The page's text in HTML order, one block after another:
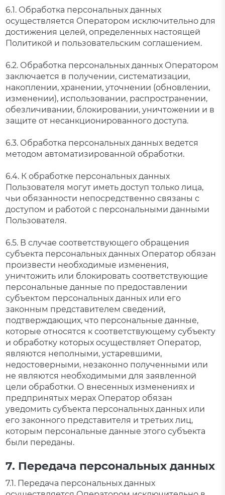
6.1. Обработка персональных данных
осуществляется Оператором исключительно для
достижения целей, определенных настоящей
Политикой и пользовательским соглашением.
6.2. Обработка персональных данных Оператором
заключается в получении, систематизации,
накоплении, хранении, уточнении (обновлении,
изменении), использовании, распространении,
обезличивании, блокировании, уничтожении и в
защите от несанкционированного доступа.
6.3. Обработка персональных данных ведется
методом автоматизированной обработки.
6.4. К обработке персональных данных
Пользователя могут иметь доступ только лица,
чьи обязанности непосредственно связаны с
доступом и работой с персональными данными
Пользователя.
6.5. В случае соответствующего обращения
субъекта персональных данных Оператор обязан
произвести необходимые изменения,
уничтожить или блокировать соответствующие
персональные данные по предоставлении
субъектом персональных данных или его
законным представителем сведений,
подтверждающих, что персональные данные,
которые относятся к соответствующему субъекту
и обработку которых осуществляет Оператор,
являются неполными, устаревшими,
недостоверными, незаконно полученными или
не являются необходимыми для заявленной
цели обработки. О внесенных изменениях и
предпринятых мерах Оператор обязан
уведомить субъекта персональных данных или
его законного представителя и третьих лиц,
которым персональные данные этого субъекта
были переданы.
7. Передача персональных данных
7.1. Передача персональных данных